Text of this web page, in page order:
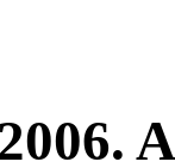
2006.